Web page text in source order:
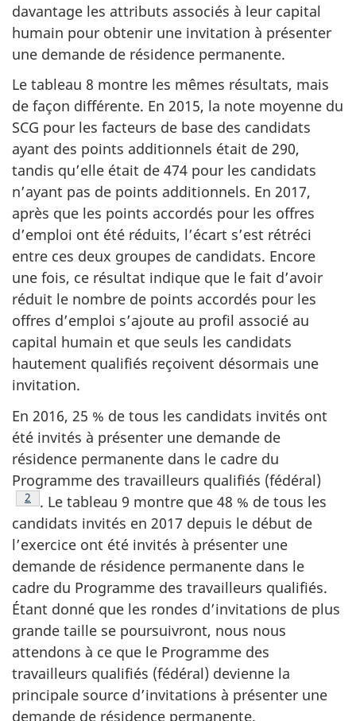
davantage les attributs associés à leur capital
humain pour obtenir une invitation à présenter
une demande de résidence permanente.
Le tableau 8 montre les mêmes résultats, mais
de façon différente. En 2015, la note moyenne du
SCG pour les facteurs de base des candidats
ayant des points additionnels était de 290,
tandis qu’elle était de 474 pour les candidats
n’ayant pas de points additionnels. En 2017,
après que les points accordés pour les offres
d’emploi ont été réduits, l’écart s’est rétréci
entre ces deux groupes de candidats. Encore
une fois, ce résultat indique que le fait d’avoir
réduit le nombre de points accordés pour les
offres d’emploi s’ajoute au profil associé au
capital humain et que seuls les candidats
hautement qualifiés reçoivent désormais une
invitation.
En 2016, 25 % de tous les candidats invités ont
été invités à présenter une demande de
résidence permanente dans le cadre du
Programme des travailleurs qualifiés (fédéral)
Note de bas de page
2
. Le tableau 9 montre que 48 % de tous les
candidats invités en 2017 depuis le début de
l’exercice ont été invités à présenter une
demande de résidence permanente dans le
cadre du Programme des travailleurs qualifiés.
Étant donné que les rondes d’invitations de plus
grande taille se poursuivront, nous nous
attendons à ce que le Programme des
travailleurs qualifiés (fédéral) devienne la
principale source d’invitations à présenter une
demande de résidence permanente.